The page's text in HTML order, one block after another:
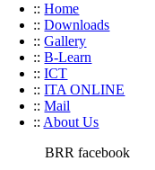
:: Home
:: Downloads
:: Gallery
:: B-Learn
:: ICT
:: ITA ONLINE
:: Mail
:: About Us
BRR facebook